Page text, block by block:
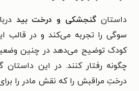
داستان گنجشکی و درخت بید
سوگی را تجربه می‌کند و در قالب
کودک توضیح می‌دهد در چنین
چگونه رفتار کنند. در این
درختِ مراقبش را که نقش مادر را